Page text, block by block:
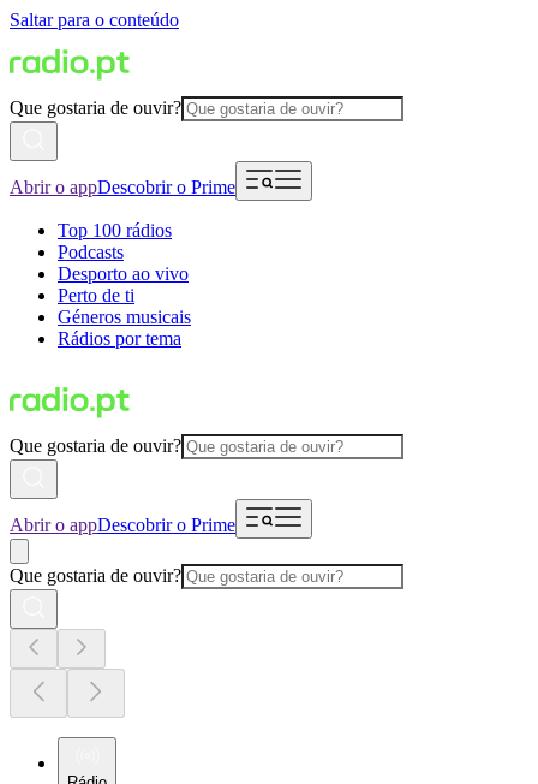
Saltar para o conteúdo
Que gostaria de ouvir?
Abrir o appDescobrir o Prime
Top 100 rádios
Podcasts
Desporto ao vivo
Perto de ti
Géneros musicais
Rádios por tema
Que gostaria de ouvir?
Abrir o appDescobrir o Prime
Que gostaria de ouvir?